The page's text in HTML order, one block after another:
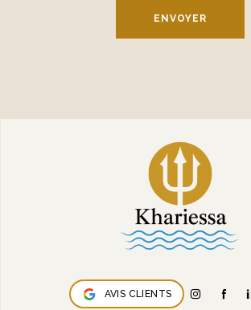
AVIS CLIENTS